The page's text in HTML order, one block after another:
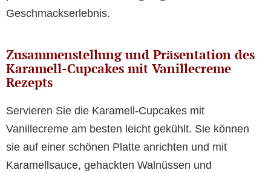
Geschmackserlebnis.
Zusammenstellung und Präsentation des
Karamell-Cupcakes mit Vanillecreme
Rezepts
Servieren Sie die Karamell-Cupcakes mit
Vanillecreme am besten leicht gekühlt. Sie können
sie auf einer schönen Platte anrichten und mit
Karamellsauce, gehackten Walnüssen und